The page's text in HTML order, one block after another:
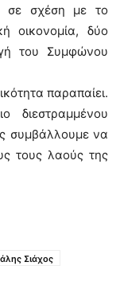
σε σχέση με το
οικονομία, δύο
του Συμφώνου
παραπαίει.
συμβάλλουμε να
τους λαούς της
Σιάχος